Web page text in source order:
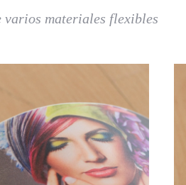
varios materiales flexibles